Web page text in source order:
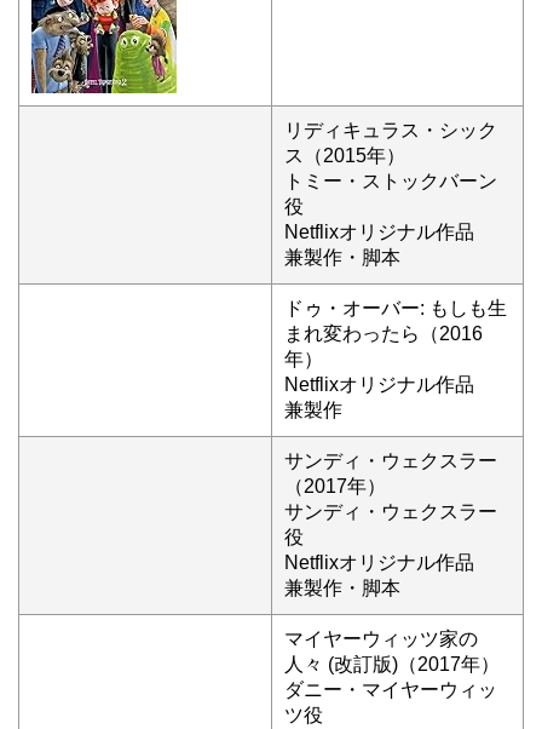
リディキュラス・シック
ス（2015年）
トミー・ストックバーン
役
Netflixオリジナル作品
兼製作・脚本
ドゥ・オーバー: もしも生
まれ変わったら（2016
年）
Netflixオリジナル作品
兼製作
サンディ・ウェクスラー
（2017年）
サンディ・ウェクスラー
役
Netflixオリジナル作品
兼製作・脚本
マイヤーウィッツ家の
人々 (改訂版)（2017年）
ダニー・マイヤーウィッ
ツ役